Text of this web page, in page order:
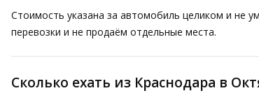
Стоимость указана за автомобиль целиком и не
перевозки и не продаём отдельные места.
Сколько ехать из Краснодара в